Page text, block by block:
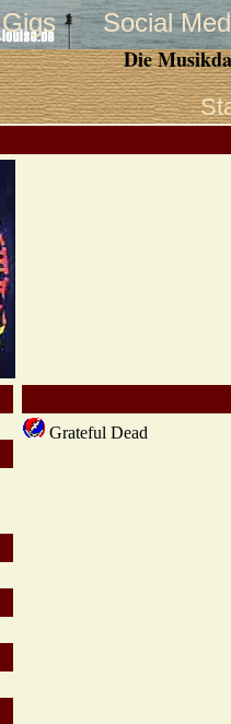
Gigs Social
Die
Grateful Dead